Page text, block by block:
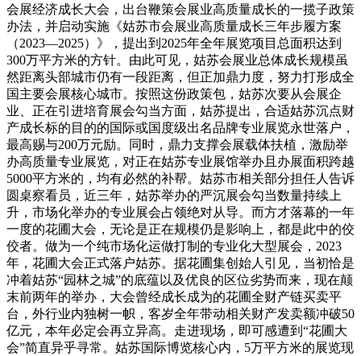
会展经济成长大会，出台鞭策会展业高质量成长的一揽子政策
办法，并启动实施《姑苏市会展业高质量成长三年步履方案
（2023—2025）》，提出到2025年全年展览项目总面积达到
300万平方米的方针。由此可见，姑苏会展业总体成长规模虽
然距离头部城市仍有一段距离，但正加鼎力度，努力打形成全
国主要会展核心城市。按照这份政策包，姑苏次要从会展企
业、正在引进培育展会勾当方面，姑苏提出，合适姑苏沉点财
产成长标的目的的国际或国度级出名品牌专业展览永世落户，
最高赐与200万元励。同时，鼎力支撑会展载体扶植，激励举
办高质量专业展览，对正在姑苏专业展馆举办且办展面积跨越
5000平方米的，均有必然的补帮。姑苏市相关部分担任人告诉
圆桌察看员，近三年，姑苏举办的严沉展会勾当数量持续上
升，市场化举办的专业展会占领绝对从导。而方才落幕的一年
一度的花圃大会，无论是正在规模仍是影响上，都是此中的佼
佼者。做为一个纯市场化运做打制的专业化大型展会，2023
年，花圃大会正式落户姑苏。据花圃集创始人引见，当初恰是
冲着姑苏“园林之城”的底蕴以及优良的区位劣势而来，现在颠
末前两年的举办，大会曾经成长成为的花圃全财产链买卖平
台，外行业内独树一帜，客岁全年带动相关财产发卖额冲破50
亿元，本年必定会再立异高。走进现场，即可感遭到“花圃大
会”简直异乎寻常。姑苏国际博览核心内，5万平方米的展览现